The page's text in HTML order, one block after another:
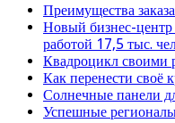
Преимущества
Новый бизнес-
работой 17,5 тыс.
Квадроцикл своими
Как перенести своё
Солнечные панели
Успешные